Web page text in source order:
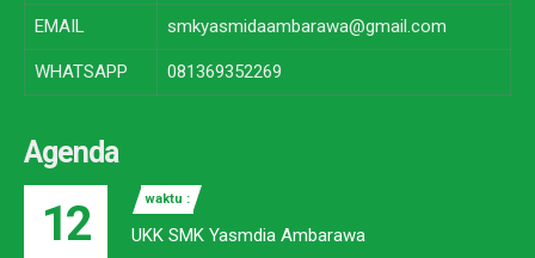
EMAIL smkyasmidaambarawa@gmail.com
WHATSAPP 081369352269
Agenda
12 waktu :
UKK SMK Yasmdia Ambarawa